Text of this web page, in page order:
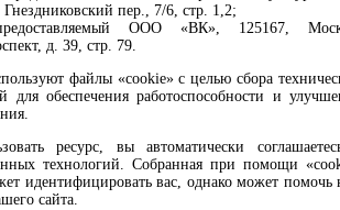
- 1
библиотеке
№ 6 имени Зота Корниловича
- 1
услуг
директору
пер., 7/6, стр. 1,2;
ООО «ВК», 125167,
д. 39, стр. 79.
файлы «cookie» с целью сбора
для обеспечения работоспособности и
ресурс, вы автоматически
технологий. Собранная при помощи
идентифицировать вас, однако может помочь
сайта.